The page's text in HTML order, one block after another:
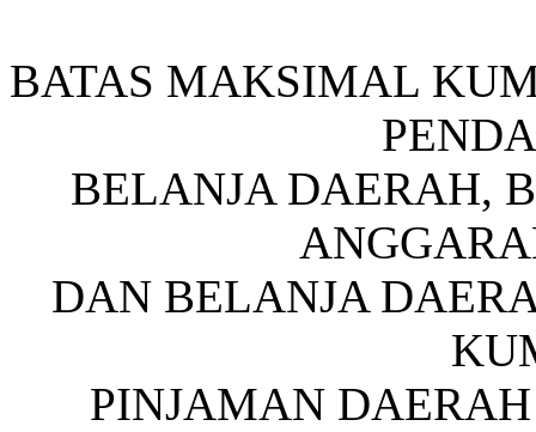
BATAS MAKSIMAL
BELANJA DAERAH,
DAN BELANJA
PINJAMAN